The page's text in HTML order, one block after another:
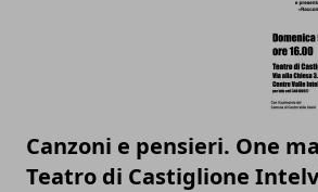
Canzoni e pensieri. One
Teatro di Castiglione